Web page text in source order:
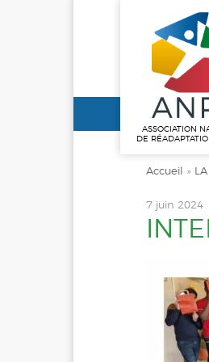
ASSOCIATION
DE
Accueil »
7 juin 2024